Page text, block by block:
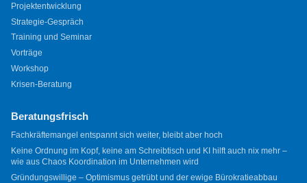
Projektentwicklung
Strategie-Gespräch
Training und Seminar
Vorträge
Workshop
Krisen-Beratung
Beratungsfrisch
Fachkräftemangel entspannt sich weiter, bleibt aber hoch
Keine Ordnung im Kopf, keine am Schreibtisch und KI hilft auch nix mehr –
wie aus Chaos Koordination im Unternehmen wird
Gründungswillige – Optimismus getrübt und der ewige Bürokratieabbau